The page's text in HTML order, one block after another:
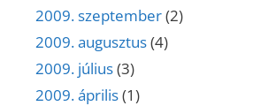
2009. szeptember(2)
2009. augusztus(4)
2009. július(3)
2009. április(1)